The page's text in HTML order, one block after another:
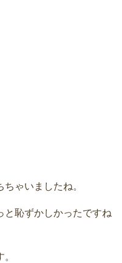
ゃいましたね。
と恥ずかしかったですね